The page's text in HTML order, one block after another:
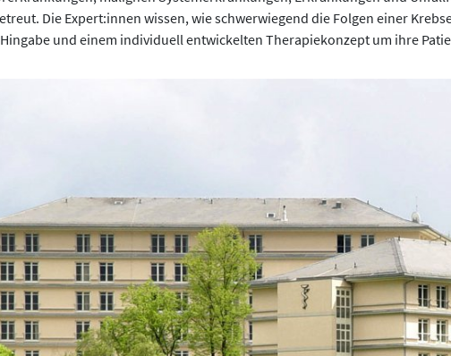
Die Expert:innen wissen, wie schwerwiegend die Folgen einer
und einem individuell entwickelten Therapiekonzept um ihre